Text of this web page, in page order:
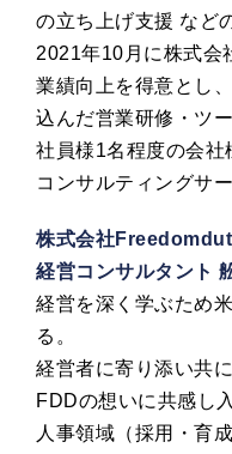
の立ち上げ支援 など
2021年10月に株式会
業績向上を得意とし
込んだ営業研修・ツ
社員様1名程度の会
コンサルティングサ
株式会社
経営コンサルタント
経営を深く学ぶため
る。
経営者に寄り添い共
FDDの想いに共感し
人事領域（採用・育